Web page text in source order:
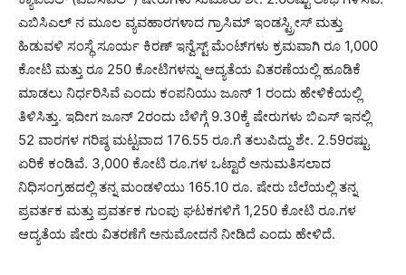
ಎಬಿಸಿಎಲ್ ‌ನ ಮೂಲ ವ್ಯವಹಾರಗಳಾದ ಗ್ರಾಸಿಮ್ ಇಂಡಸ್ಟ್ರೀಸ್ ಮತ್ತು
ಹಿಡುವಳಿ ಸಂಸ್ಥೆ ಸೂರ್ಯ ಕಿರಣ್ ಇನ್ವೆಸ್ಟ್ ‌ಮೆಂಟ್‌ಗಳು ಕ್ರಮವಾಗಿ ರೂ 1,000
ಕೋಟಿ ಮತ್ತು ರೂ 250 ಕೋಟಿಗಳನ್ನು ಆದ್ಯತೆಯ ವಿತರಣೆಯಲ್ಲಿ ಹೂಡಿಕೆ
ಮಾಡಲು ನಿರ್ಧರಿಸಿವೆ ಎಂದು ಕಂಪನಿಯು ಜೂನ್ 1 ರಂದು ಹೇಳಿಕೆಯಲ್ಲಿ
ತಿಳಿಸಿತ್ತು. ಇದೀಗ ಜೂನ್‌ 2ರಂದು ಬೆಳಿಗ್ಗೆ 9.30ಕ್ಕೆ ಷೇರುಗಳು ಬಿಎಸ್ ‌ಇನಲ್ಲಿ
52 ವಾರಗಳ ಗರಿಷ್ಠ ಮಟ್ಟವಾದ 176.55 ರೂ.ಗೆ ತಲುಪಿದ್ದು ಶೇ. 2.59ರಷ್ಟು
ಏರಿಕೆ ಕಂಡಿವೆ. 3,000 ಕೋಟಿ ರೂ.ಗಳ ಒಟ್ಟಾರೆ ಅನುಮತಿಸಲಾದ
ನಿಧಿಸಂಗ್ರಹದಲ್ಲಿ ತನ್ನ ಮಂಡಳಿಯು 165.10 ರೂ. ಷೇರು ಬೆಲೆಯಲ್ಲಿ ತನ್ನ
ಪ್ರವರ್ತಕ ಮತ್ತು ಪ್ರವರ್ತಕ ಗುಂಪು ಘಟಕಗಳಿಗೆ 1,250 ಕೋಟಿ ರೂ.ಗಳ
ಆದ್ಯತೆಯ ಷೇರು ವಿತರಣೆಗೆ ಅನುಮೋದನೆ ನೀಡಿದೆ ಎಂದು ಹೇಳಿದೆ.